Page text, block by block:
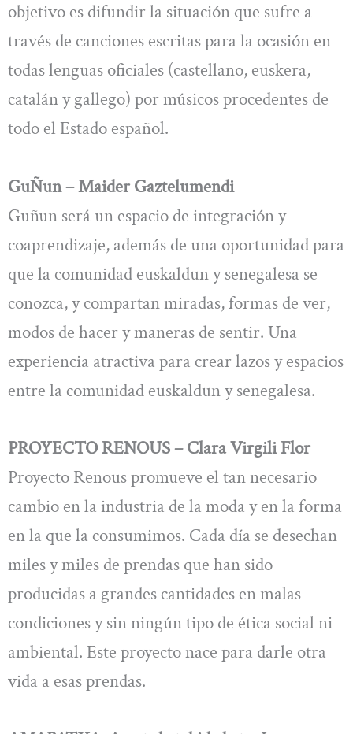
objetivo es difundir la situación que sufre a
través de canciones escritas para la ocasión en
todas lenguas oficiales (castellano, euskera,
catalán y gallego) por músicos procedentes de
todo el Estado español.
GuÑun – Maider Gaztelumendi
Guñun será un espacio de integración y
coaprendizaje, además de una oportunidad para
que la comunidad euskaldun y senegalesa se
conozca, y compartan miradas, formas de ver,
modos de hacer y maneras de sentir. Una
experiencia atractiva para crear lazos y espacios
entre la comunidad euskaldun y senegalesa.
PROYECTO RENOUS – Clara Virgili Flor
Proyecto Renous promueve el tan necesario
cambio en la industria de la moda y en la forma
en la que la consumimos. Cada día se desechan
miles y miles de prendas que han sido
producidas a grandes cantidades en malas
condiciones y sin ningún tipo de ética social ni
ambiental. Este proyecto nace para darle otra
vida a esas prendas.